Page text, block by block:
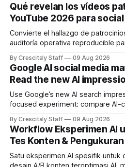
Qué revelan los vídeos
YouTube 2026 para
Convierte el hallazgo de
auditoría operativa reproducible
marketing
By Crescitaly Staff 09 Aug 2026
Google AI social media
Read the new AI
Use Google’s new AI search
focused experiment: compare AI-
By Crescitaly Staff 09 Aug 2026
Workflow Eksperimen AI
Tes Konten & Pengukuran
Satu eksperimen AI spesifik untuk